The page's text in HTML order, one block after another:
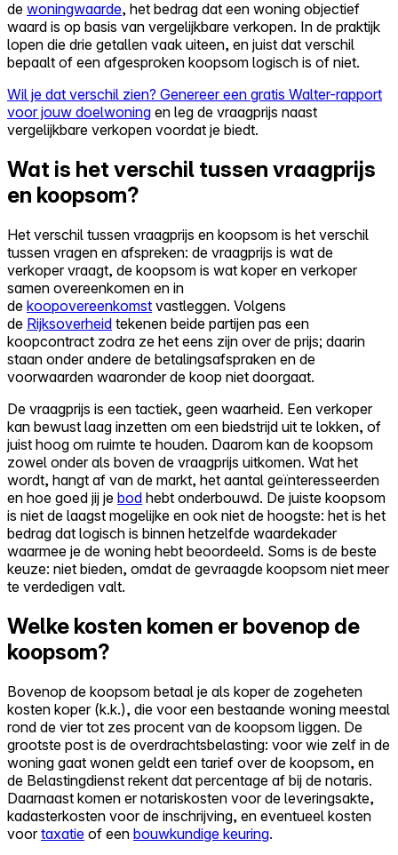
de woningwaarde, het bedrag dat een woning objectief
waard is op basis van vergelijkbare verkopen. In de praktijk
lopen die drie getallen vaak uiteen, en juist dat verschil
bepaalt of een afgesproken koopsom logisch is of niet.
Wil je dat verschil zien? Genereer een gratis Walter-rapport
voor jouw doelwoning en leg de vraagprijs naast
vergelijkbare verkopen voordat je biedt.
Wat is het verschil tussen vraagprijs
en koopsom?
Het verschil tussen vraagprijs en koopsom is het verschil
tussen vragen en afspreken: de vraagprijs is wat de
verkoper vraagt, de koopsom is wat koper en verkoper
samen overeenkomen en in
de koopovereenkomst vastleggen. Volgens
de Rijksoverheid tekenen beide partijen pas een
koopcontract zodra ze het eens zijn over de prijs; daarin
staan onder andere de betalingsafspraken en de
voorwaarden waaronder de koop niet doorgaat.
De vraagprijs is een tactiek, geen waarheid. Een verkoper
kan bewust laag inzetten om een biedstrijd uit te lokken, of
juist hoog om ruimte te houden. Daarom kan de koopsom
zowel onder als boven de vraagprijs uitkomen. Wat het
wordt, hangt af van de markt, het aantal geïnteresseerden
en hoe goed jij je bod hebt onderbouwd. De juiste koopsom
is niet de laagst mogelijke en ook niet de hoogste: het is het
bedrag dat logisch is binnen hetzelfde waardekader
waarmee je de woning hebt beoordeeld. Soms is de beste
keuze: niet bieden, omdat de gevraagde koopsom niet meer
te verdedigen valt.
Welke kosten komen er bovenop de
koopsom?
Bovenop de koopsom betaal je als koper de zogeheten
kosten koper (k.k.), die voor een bestaande woning meestal
rond de vier tot zes procent van de koopsom liggen. De
grootste post is de overdrachtsbelasting: voor wie zelf in de
woning gaat wonen geldt een tarief over de koopsom, en
de Belastingdienst rekent dat percentage af bij de notaris.
Daarnaast komen er notariskosten voor de leveringsakte,
kadasterkosten voor de inschrijving, en eventueel kosten
voortaxatie of een bouwkundige keuring.